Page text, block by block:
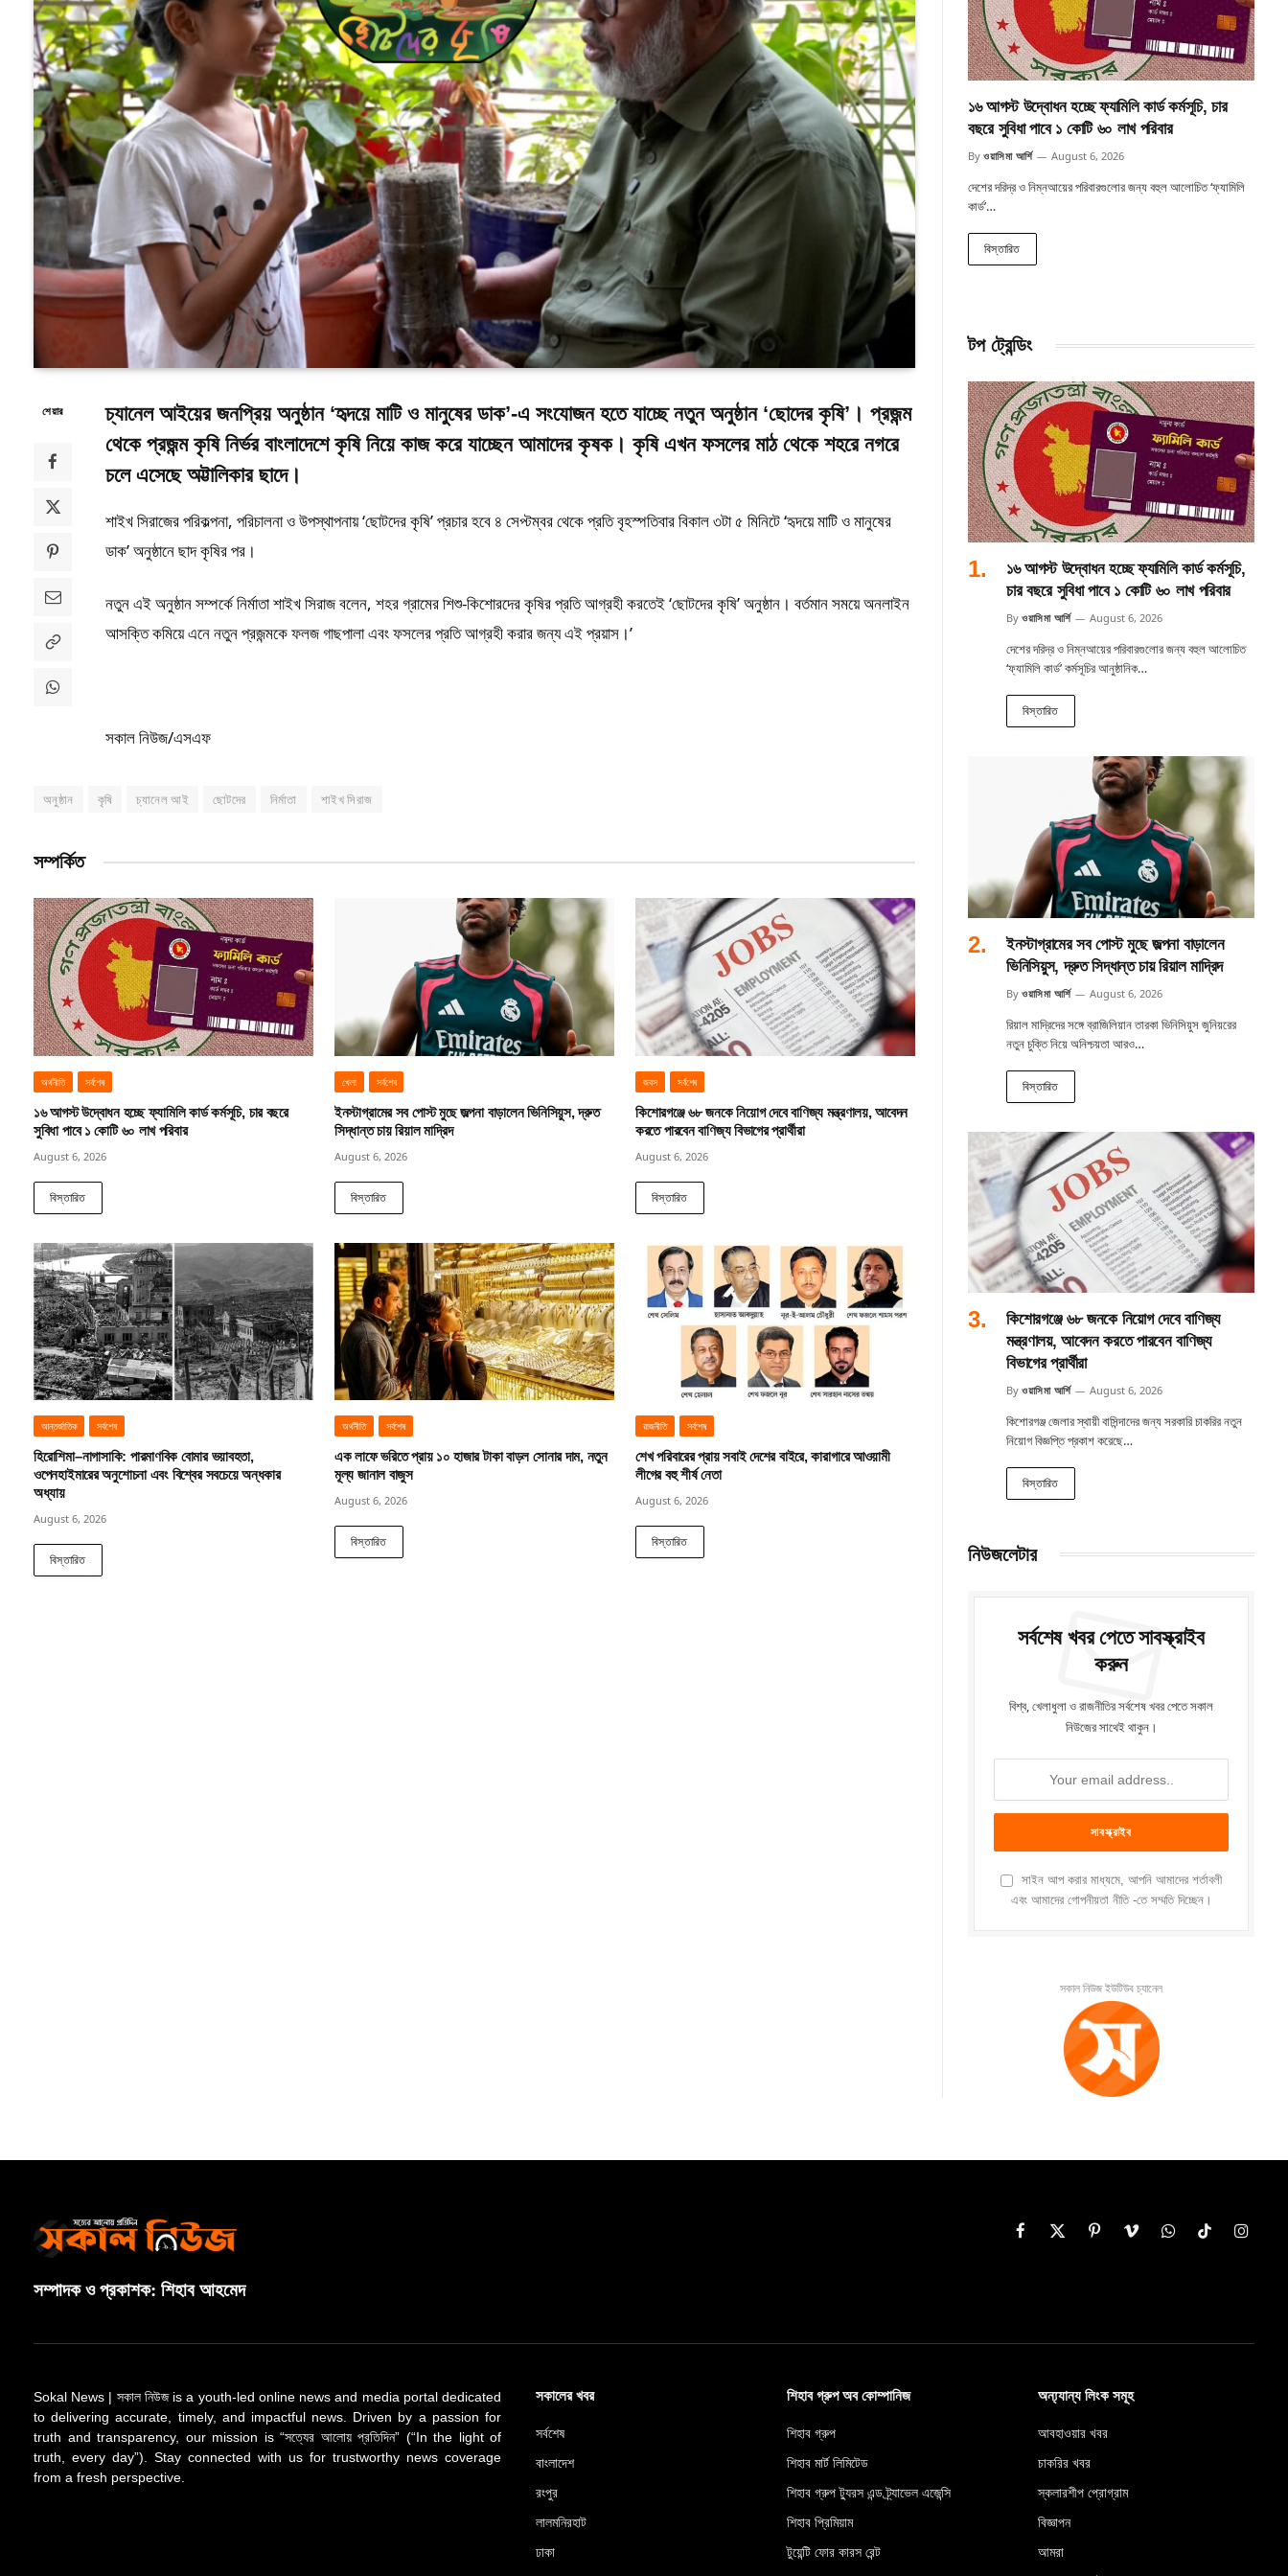
শেয়ার
চ্যানেল আইয়ের জনপ্রিয় অনুষ্ঠান ‘হৃদয়ে মাটি ও মানুষের ডাক’-এ সংযোজন হতে যাচ্ছে নতুন অনুষ্ঠান ‘ছোদের কৃষি’। প্রজন্ম
থেকে প্রজন্ম কৃষি নির্ভর বাংলাদেশে কৃষি নিয়ে কাজ করে যাচ্ছেন আমাদের কৃষক। কৃষি এখন ফসলের মাঠ থেকে শহরে নগরে
চলে এসেছে অট্টালিকার ছাদে।
শাইখ সিরাজের পরিকল্পনা, পরিচালনা ও উপস্থাপনায় ‘ছোটদের কৃষি’ প্রচার হবে ৪ সেপ্টম্বর থেকে প্রতি বৃহস্পতিবার বিকাল ৩টা ৫ মিনিটে ‘হৃদয়ে মাটি ও মানুষের
ডাক’ অনুষ্ঠানে ছাদ কৃষির পর।
নতুন এই অনুষ্ঠান সম্পর্কে নির্মাতা শাইখ সিরাজ বলেন, শহর গ্রামের শিশু-কিশোরদের কৃষির প্রতি আগ্রহী করতেই ‘ছোটদের কৃষি’ অনুষ্ঠান। বর্তমান সময়ে অনলাইন
আসক্তি কমিয়ে এনে নতুন প্রজন্মকে ফলজ গাছপালা এবং ফসলের প্রতি আগ্রহী করার জন্য এই প্রয়াস।’
সকাল নিউজ/এসএফ
অনুষ্ঠান কৃষি চ্যানেল আই ছোটদের নির্মাতা শাইখ সিরাজ
সম্পর্কিত
অর্থনীতি সর্বশেষ
১৬ আগস্ট উদ্বোধন হচ্ছে ফ্যামিলি কার্ড কর্মসূচি, চার বছরে
সুবিধা পাবে ১ কোটি ৬০ লাখ পরিবার
August 6, 2026
বিস্তারিত
খেলা সর্বশেষ
ইনস্টাগ্রামের সব পোস্ট মুছে জল্পনা বাড়ালেন ভিনিসিয়ুস, দ্রুত
সিদ্ধান্ত চায় রিয়াল মাদ্রিদ
August 6, 2026
বিস্তারিত
জবস সর্বশেষ
কিশোরগঞ্জে ৬৮ জনকে নিয়োগ দেবে বাণিজ্য মন্ত্রণালয়, আবেদন
করতে পারবেন বাণিজ্য বিভাগের প্রার্থীরা
August 6, 2026
বিস্তারিত
আন্তর্জাতিক সর্বশেষ
হিরোশিমা–নাগাসাকি: পারমাণবিক বোমার ভয়াবহতা,
ওপেনহাইমারের অনুশোচনা এবং বিশ্বের সবচেয়ে অন্ধকার
অধ্যায়
August 6, 2026
বিস্তারিত
অর্থনীতি সর্বশেষ
এক লাফে ভরিতে প্রায় ১০ হাজার টাকা বাড়ল সোনার দাম, নতুন
মূল্য জানাল বাজুস
August 6, 2026
বিস্তারিত
রাজনীতি সর্বশেষ
শেখ পরিবারের প্রায় সবাই দেশের বাইরে, কারাগারে আওয়ামী
লীগের বহু শীর্ষ নেতা
August 6, 2026
বিস্তারিত
১৬ আগস্ট উদ্বোধন হচ্ছে ফ্যামিলি কার্ড কর্মসূচি, চার
বছরে সুবিধা পাবে ১ কোটি ৬০ লাখ পরিবার
By ওয়াসিমা আর্শি August 6, 2026
দেশের দরিদ্র ও নিম্নআয়ের পরিবারগুলোর জন্য বহুল আলোচিত ‘ফ্যামিলি
কার্ড’…
বিস্তারিত
টপ ট্রেন্ডিং
১৬ আগস্ট উদ্বোধন হচ্ছে ফ্যামিলি কার্ড কর্মসূচি,
চার বছরে সুবিধা পাবে ১ কোটি ৬০ লাখ পরিবার
By ওয়াসিমা আর্শি August 6, 2026
দেশের দরিদ্র ও নিম্নআয়ের পরিবারগুলোর জন্য বহুল আলোচিত
‘ফ্যামিলি কার্ড’ কর্মসূচির আনুষ্ঠানিক…
বিস্তারিত
ইনস্টাগ্রামের সব পোস্ট মুছে জল্পনা বাড়ালেন
ভিনিসিয়ুস, দ্রুত সিদ্ধান্ত চায় রিয়াল মাদ্রিদ
By ওয়াসিমা আর্শি August 6, 2026
রিয়াল মাদ্রিদের সঙ্গে ব্রাজিলিয়ান তারকা ভিনিসিয়ুস জুনিয়রের
নতুন চুক্তি নিয়ে অনিশ্চয়তা আরও…
বিস্তারিত
কিশোরগঞ্জে ৬৮ জনকে নিয়োগ দেবে বাণিজ্য
মন্ত্রণালয়, আবেদন করতে পারবেন বাণিজ্য
বিভাগের প্রার্থীরা
By ওয়াসিমা আর্শি August 6, 2026
কিশোরগঞ্জ জেলার স্থায়ী বাসিন্দাদের জন্য সরকারি চাকরির নতুন
নিয়োগ বিজ্ঞপ্তি প্রকাশ করেছে…
বিস্তারিত
নিউজলেটার
সর্বশেষ খবর পেতে সাবস্ক্রাইব
করুন
বিশ্ব, খেলাধুলা ও রাজনীতির সর্বশেষ খবর পেতে সকাল
নিউজের সাথেই থাকুন।
সাইন আপ করার মাধ্যমে, আপনি আমাদের শর্তাবলী
এবং আমাদের গোপনীয়তা নীতি -তে সম্মতি দিচ্ছেন।
সকাল নিউজ ইউটিউব চ্যানেল
সম্পাদক ও প্রকাশক: শিহাব আহমেদ
Facebook
X
PinterestVimeoWhatsAppTikTok
Sokal News | সকাল নিউজ is a youth-led online news and media portal dedicated
to delivering accurate, timely, and impactful news. Driven by a passion for
truth and transparency, our mission is “সত্যের আলোয় প্রতিদিন” (“In the light of
truth, every day”). Stay connected with us for trustworthy news coverage
from a fresh perspective.
সকালের খবর
সর্বশেষ
বাংলাদেশ
রংপুর
লালমনিরহাট
ঢাকা
শিহাব গ্রুপ অব কোম্পানিজ
শিহাব গ্রুপ
শিহাব মার্ট লিমিটেড
শিহাব গ্রুপ ট্যুরস এন্ড ট্র্যাভেল এজেন্সি
শিহাব প্রিমিয়াম
টুয়েন্টি ফোর কারস রেন্ট
অন্য্যান্য লিংক সমূহ
আবহাওয়ার খবর
চাকরির খবর
স্কলারশীপ প্রোগ্রাম
বিজ্ঞাপন
আমরা